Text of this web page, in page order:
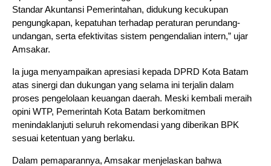
Standar Akuntansi Pemerintahan, didukung kecukupan
pengungkapan, kepatuhan terhadap peraturan perundang-
undangan, serta efektivitas sistem pengendalian intern,” ujar
Amsakar.
Ia juga menyampaikan apresiasi kepada DPRD Kota Batam
atas sinergi dan dukungan yang selama ini terjalin dalam
proses pengelolaan keuangan daerah. Meski kembali meraih
opini WTP, Pemerintah Kota Batam berkomitmen
menindaklanjuti seluruh rekomendasi yang diberikan BPK
sesuai ketentuan yang berlaku.
Dalam pemaparannya, Amsakar menjelaskan bahwa